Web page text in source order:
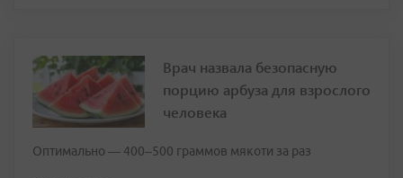
Врач назвала безопасную
порцию арбуза для взрослого
человека
Оптимально — 400–500 граммов мякоти за раз